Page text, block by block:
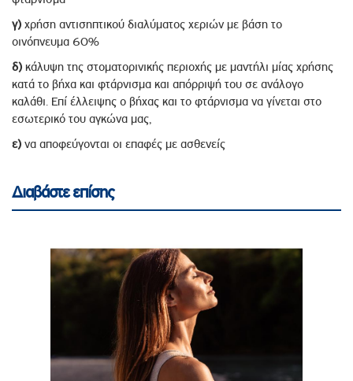
γ) χρήση αντισηπτικού διαλύματος χεριών με βάση το
οινόπνευμα 60%
δ) κάλυψη της στοματορινικής περιοχής με μαντήλι μίας χρήσης
κατά το βήχα και φτάρνισμα και απόρριψή του σε ανάλογο
καλάθι. Επί έλλειψης ο βήχας και το φτάρνισμα να γίνεται στο
εσωτερικό του αγκώνα μας,
ε) να αποφεύγονται οι επαφές με ασθενείς
Διαβάστε επίσης